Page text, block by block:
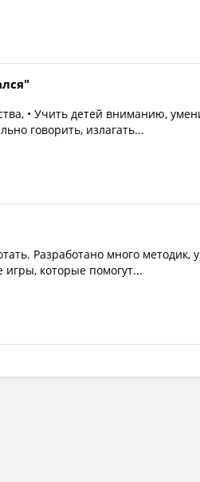
• Учить детей вниманию,
говорить, излагать...
Разработано много методик,
игры, которые помогут...